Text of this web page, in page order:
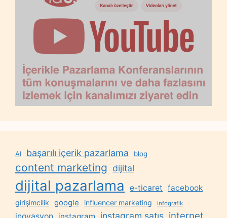
AI başarılı içerik pazarlama blog
content marketing dijital
dijital pazarlama e-ticaret facebook
girişimcilik google influencer marketing infografik
internet